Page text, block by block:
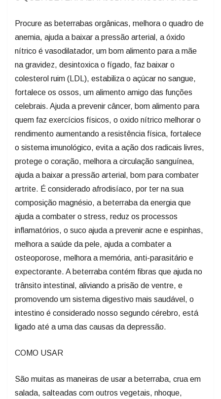
Procure as beterrabas orgânicas, melhora o quadro de
anemia, ajuda a baixar a pressão arterial, a óxido
nítrico é vasodilatador, um bom alimento para a mãe
na gravidez, desintoxica o fígado, faz baixar o
colesterol ruim (LDL), estabiliza o açúcar no sangue,
fortalece os ossos, um alimento amigo das funções
celebrais. Ajuda a prevenir câncer, bom alimento para
quem faz exercícios físicos, o oxido nítrico melhorar o
rendimento aumentando a resistência física, fortalece
o sistema imunológico, evita a ação dos radicais livres,
protege o coração, melhora a circulação sanguínea,
ajuda a baixar a pressão arterial, bom para combater
artrite. É considerado afrodisíaco, por ter na sua
composição magnésio, a beterraba da energia que
ajuda a combater o stress, reduz os processos
inflamatórios, o suco ajuda a prevenir acne e espinhas,
melhora a saúde da pele, ajuda a combater a
osteoporose, melhora a memória, anti-parasitário e
expectorante. A beterraba contém fibras que ajuda no
trânsito intestinal, aliviando a prisão de ventre, e
promovendo um sistema digestivo mais saudável, o
intestino é considerado nosso segundo cérebro, está
ligado até a uma das causas da depressão.
COMO USAR
São muitas as maneiras de usar a beterraba, crua em
salada, salteadas com outros vegetais, nhoque,